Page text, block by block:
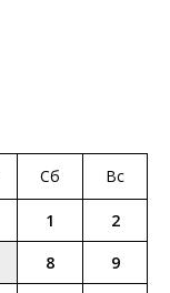
Сб Вс
1
2
8
9